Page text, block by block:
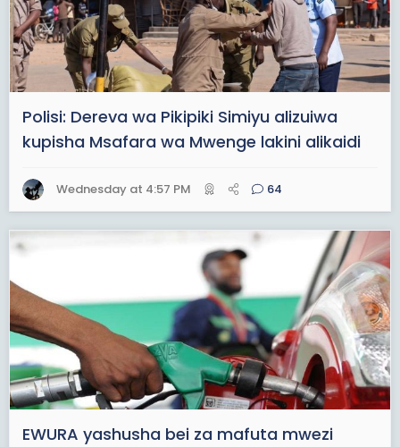
Polisi: Dereva wa Pikipiki Simiyu alizuiwa
kupisha Msafara wa Mwenge lakini alikaidi
Wednesday at 4:57 PM 64
EWURA yashusha bei za mafuta mwezi